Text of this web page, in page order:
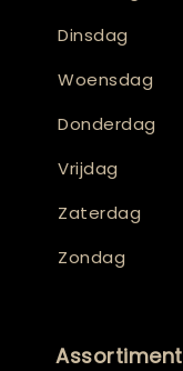
Dinsdag
Woensdag
Donderdag
Vrijdag
Zaterdag
Zondag
Assortiment